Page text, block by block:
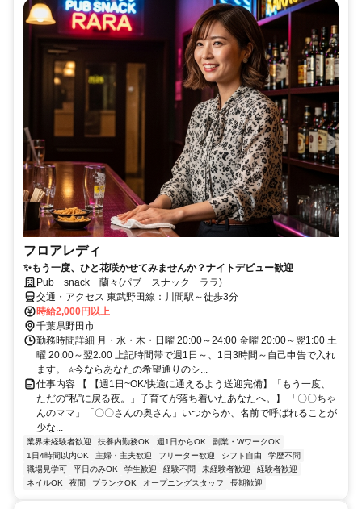
フロアレディ
✨もう一度、ひと花咲かせてみませんか？ナイトデビュー歓迎
Pub snack 蘭々(パブ スナック ララ)
交通・アクセス 東武野田線：川間駅～徒歩3分
時給2,000円以上
千葉県野田市
勤務時間詳細 月・水・木・日曜 20:00～24:00 金曜 20:00～翌1:00 土
曜 20:00～翌2:00 上記時間帯で週1日～、1日3時間～自己申告で入れ
ます。 ⭐今ならあなたの希望通りのシ...
仕事内容 【 【週1日~OK/快適に通えるよう送迎完備】「もう一度、
ただの“私”に戻る夜。」子育てが落ち着いたあなたへ。】 「〇〇ちゃ
んのママ」「〇〇さんの奥さん」いつからか、名前で呼ばれることが
少な...
業界未経験者歓迎 扶養内勤務OK 週1日からOK
副業・WワークOK
1日4時間以内OK
主婦・主夫歓迎 フリーター歓迎 シフト自由
学歴不問
職場見学可
平日のみOK 学生歓迎 経験不問 未経験者歓迎
経験者歓迎
ネイルOK
夜間 ブランクOK オープニングスタッフ 長期歓迎